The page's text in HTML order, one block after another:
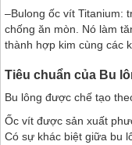
–Bulong ốc vít Titanium:
chống ăn mòn. Nó làm
thành hợp kim cùng các
Tiêu chuẩn của Bu
Bu lông được chế tạo
Ốc vít được sản xuất
Có sự khác biệt giữa bu